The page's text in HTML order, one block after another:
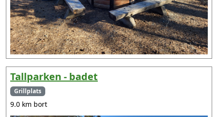
Tallparken - badet
Grillplats
9.0 km bort